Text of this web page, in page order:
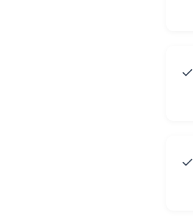
✓
✓